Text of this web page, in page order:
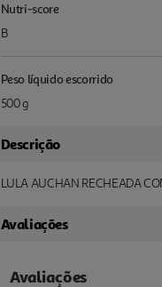
Nutri-score
B
Peso líquido escorrido
500 g
Descrição
LULA AUCHAN RECHEADA
Avaliações